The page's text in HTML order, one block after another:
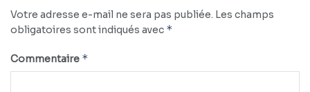
Votre adresse e-mail ne sera pas publiée. Les champs
obligatoires sont indiqués avec *
Commentaire *